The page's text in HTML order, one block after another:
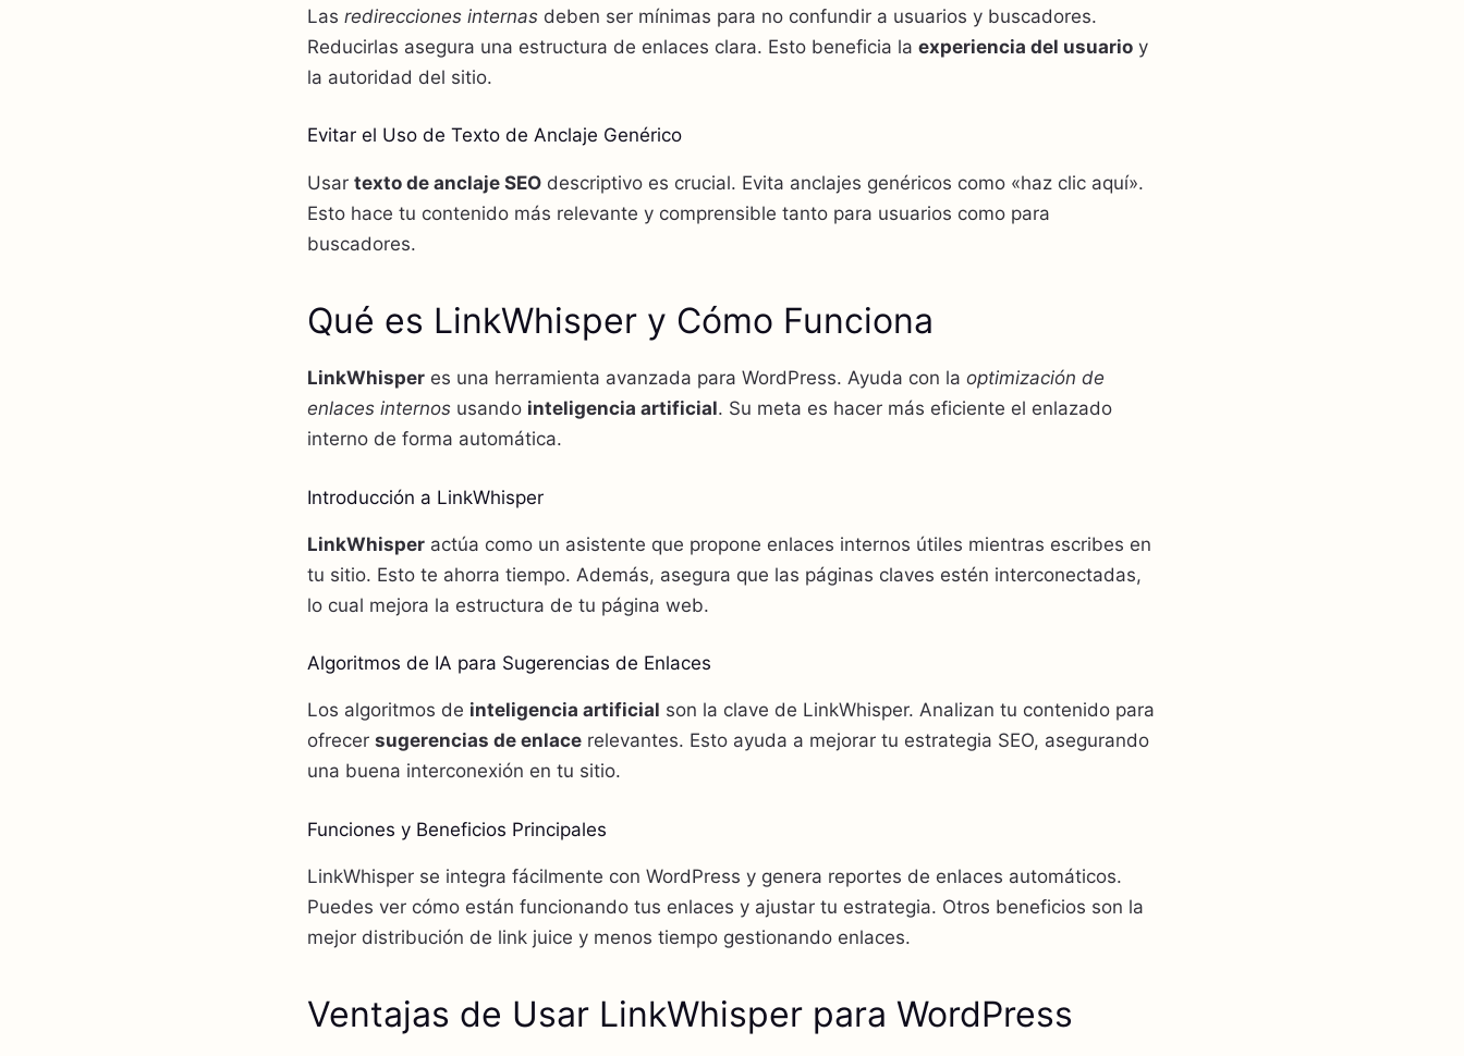
Las redirecciones internas deben ser mínimas para no confundir a usuarios y buscadores.
Reducirlas asegura una estructura de enlaces clara. Esto beneficia la experiencia del usuario y
la autoridad del sitio.
Evitar el Uso de Texto de Anclaje Genérico
Usar texto de anclaje SEO descriptivo es crucial. Evita anclajes genéricos como «haz clic aquí».
Esto hace tu contenido más relevante y comprensible tanto para usuarios como para
buscadores.
Qué es LinkWhisper y Cómo Funciona
LinkWhisper es una herramienta avanzada para WordPress. Ayuda con la optimización de
enlaces internos usando inteligencia artificial. Su meta es hacer más eficiente el enlazado
interno de forma automática.
Introducción a LinkWhisper
LinkWhisper actúa como un asistente que propone enlaces internos útiles mientras escribes en
tu sitio. Esto te ahorra tiempo. Además, asegura que las páginas claves estén interconectadas,
lo cual mejora la estructura de tu página web.
Algoritmos de IA para Sugerencias de Enlaces
Los algoritmos de inteligencia artificial son la clave de LinkWhisper. Analizan tu contenido para
ofrecer sugerencias de enlace relevantes. Esto ayuda a mejorar tu estrategia SEO, asegurando
una buena interconexión en tu sitio.
Funciones y Beneficios Principales
LinkWhisper se integra fácilmente con WordPress y genera reportes de enlaces automáticos.
Puedes ver cómo están funcionando tus enlaces y ajustar tu estrategia. Otros beneficios son la
mejor distribución de link juice y menos tiempo gestionando enlaces.
Ventajas de Usar LinkWhisper para WordPress